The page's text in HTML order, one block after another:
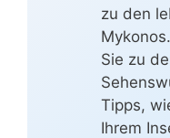
zu den
Sie zu
Tipps,
Ihrem